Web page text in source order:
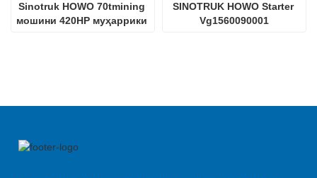
Sinotruk HOWO 70tmining
мошини 420HP муҳаррики
SINOTRUK HOWO Starter
Vg1560090001